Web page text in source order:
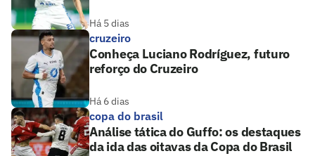
Há 5 dias
cruzeiro
Conheça Luciano Rodríguez, futuro
reforço do Cruzeiro
Há 6 dias
copa do brasil
Análise tática do Guffo: os destaques
da ida das oitavas da Copa do Brasil